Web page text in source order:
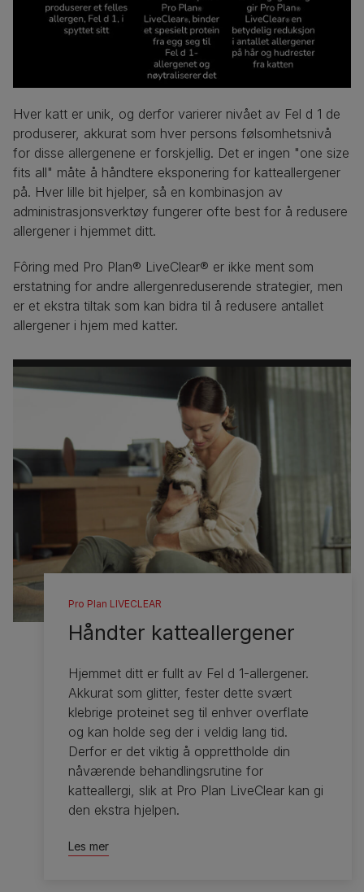
Hver katt er unik, og derfor varierer nivået av Fel d 1 de
produserer, akkurat som hver persons følsomhetsnivå
for disse allergenene er forskjellig. Det er ingen "one size
fits all" måte å håndtere eksponering for katteallergener
på. Hver lille bit hjelper, så en kombinasjon av
administrasjonsverktøy fungerer ofte best for å redusere
allergener i hjemmet ditt.
Fôring med Pro Plan® LiveClear® er ikke ment som
erstatning for andre allergenreduserende strategier, men
er et ekstra tiltak som kan bidra til å redusere antallet
allergener i hjem med katter.
Pro Plan LIVECLEAR
Håndter katteallergener
Hjemmet ditt er fullt av Fel d 1-allergener.
Akkurat som glitter, fester dette svært
klebrige proteinet seg til enhver overflate
og kan holde seg der i veldig lang tid.
Derfor er det viktig å opprettholde din
nåværende behandlingsrutine for
katteallergi, slik at Pro Plan LiveClear kan gi
den ekstra hjelpen.
Les mer